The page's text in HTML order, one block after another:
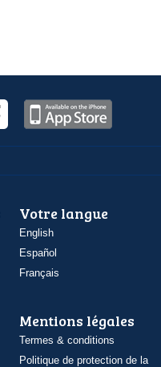
Votre langue
English
Español
Français
Mentions légales
Termes & conditions
Politique de protection de la